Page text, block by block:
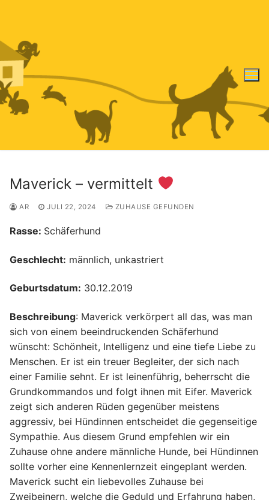
Maverick – vermittelt
AR JULI 22, 2024 ZUHAUSE GEFUNDEN
Rasse: Schäferhund
Geschlecht: männlich, unkastriert
Geburtsdatum: 30.12.2019
Beschreibung: Maverick verkörpert all das, was man
sich von einem beeindruckenden Schäferhund
wünscht: Schönheit, Intelligenz und eine tiefe Liebe zu
Menschen. Er ist ein treuer Begleiter, der sich nach
einer Familie sehnt. Er ist leinenführig, beherrscht die
Grundkommandos und folgt ihnen mit Eifer. Maverick
zeigt sich anderen Rüden gegenüber meistens
aggressiv, bei Hündinnen entscheidet die gegenseitige
Sympathie. Aus diesem Grund empfehlen wir ein
Zuhause ohne andere männliche Hunde, bei Hündinnen
sollte vorher eine Kennenlernzeit eingeplant werden.
Maverick sucht ein liebevolles Zuhause bei
Zweibeinern, welche die Geduld und Erfahrung haben,